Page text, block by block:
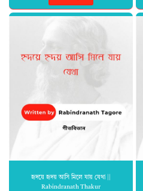
হৃদয়ে হৃদয় আসি মিলে যায় যেথা ||
Rabindranath Thakur